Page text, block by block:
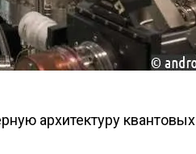
архитектуру квантовых